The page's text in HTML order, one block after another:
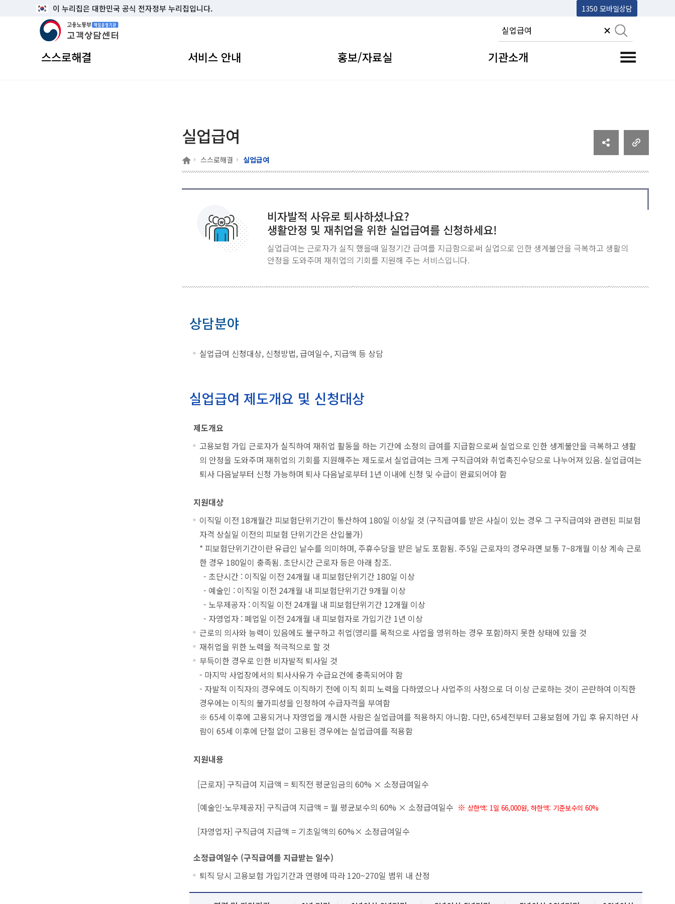
이 누리집은 대한민국 공식 전자정부 누리집입니다. 1350 모바일상담
고용노동부 책임운영기관 고객상담센터
스스로해결 서비스 안내 홍보/자료실 기관소개 전체메뉴 토글
실업급여
홈 스스로해결 실업급여
비자발적 사유로 퇴사하셨나요?
생활안정 및 재취업을 위한 실업급여를 신청하세요!
실업급여는 근로자가 실직 했을때 일정기간 급여를 지급함으로써 실업으로 인한 생계불안을 극복하고 생활의
안정을 도와주며 재취업의 기회를 지원해 주는 서비스입니다.
상담분야
실업급여 신청대상, 신청방법, 급여일수, 지급액 등 상담
실업급여 제도개요 및 신청대상
제도개요
고용보험 가입 근로자가 실직하여 재취업 활동을 하는 기간에 소정의 급여를 지급함으로써 실업으로 인한 생계불안을 극복하고 생활
의 안정을 도와주며 재취업의 기회를 지원해주는 제도로서 실업급여는 크게 구직급여와 취업촉진수당으로 나누어져 있음. 실업급여는
퇴사 다음날부터 신청 가능하며 퇴사 다음날로부터 1년 이내에 신청 및 수급이 완료되어야 함
지원대상
이직일 이전 18개월간 피보험단위기간이 통산하여 180일 이상일 것 (구직급여를 받은 사실이 있는 경우 그 구직급여와 관련된 피보험
자격 상실일 이전의 피보험 단위기간은 산입불가)
* 피보험단위기간이란 유급인 날수를 의미하며, 주휴수당을 받은 날도 포함됨. 주5일 근로자의 경우라면 보통 7~8개월 이상 계속 근로
한 경우 180일이 충족됨. 초단시간 근로자 등은 아래 참조.
- 초단시간 : 이직일 이전 24개월 내 피보험단위기간 180일 이상
- 예술인 : 이직일 이전 24개월 내 피보험단위기간 9개월 이상
- 노무제공자 : 이직일 이전 24개월 내 피보험단위기간 12개월 이상
- 자영업자 : 폐업일 이전 24개월 내 피보험자로 가입기간 1년 이상
근로의 의사와 능력이 있음에도 불구하고 취업(영리를 목적으로 사업을 영위하는 경우 포함)하지 못한 상태에 있을 것
재취업을 위한 노력을 적극적으로 할 것
부득이한 경우로 인한 비자발적 퇴사일 것
- 마지막 사업장에서의 퇴사사유가 수급요건에 충족되어야 함
- 자발적 이직자의 경우에도 이직하기 전에 이직 회피 노력을 다하였으나 사업주의 사정으로 더 이상 근로하는 것이 곤란하여 이직한
경우에는 이직의 불가피성을 인정하여 수급자격을 부여함
※ 65세 이후에 고용되거나 자영업을 개시한 사람은 실업급여를 적용하지 아니함. 다만, 65세전부터 고용보험에 가입 후 유지하던 사
람이 65세 이후에 단절 없이 고용된 경우에는 실업급여를 적용함
지원내용
[근로자] 구직급여 지급액 = 퇴직전 평균임금의 60% × 소정급여일수
[예술인·노무제공자] 구직급여 지급액 = 월 평균보수의 60% × 소정급여일수 ※ 상한액: 1일 66,000원, 하한액: 기준보수의 60%
[자영업자] 구직급여 지급액 = 기초일액의 60%× 소정급여일수
소정급여일수 (구직급여를 지급받는 일수)
퇴직 당시 고용보험 가입기간과 연령에 따라 120~270일 범위 내 산정